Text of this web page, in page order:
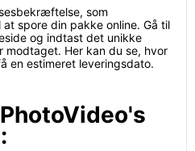
som
spore din pakke online. Gå til
og indtast det unikke
modtaget. Her kan du se, hvor
en estimeret leveringsdato.